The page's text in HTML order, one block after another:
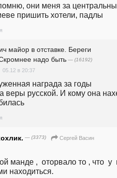
они меня за
пришить хотели, падлы
майор в отставке. Береги
надо быть — (16192)
05.12 в 20:37
награда за годы
веры русской. И кому она
— (3373)
Сергей Васин
манде ,  оторвало то , что  у
находиться.